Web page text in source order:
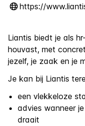
https://
Liantis biedt je als
houvast, met
jezelf, je zaak en je
Je kan bij Liantis
een vlekkeloze
advies wanneer
draait